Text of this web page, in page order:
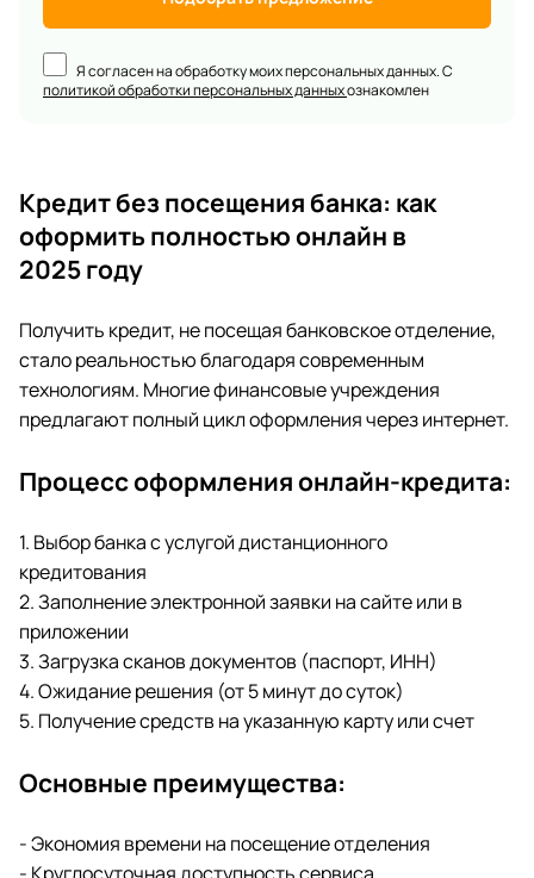
Я согласен на обработку моих персональных данных. С
политикой обработки персональных данныхознакомлен
Кредит без посещения банка: как
оформить полностью онлайн в
2025 году
Получить кредит, не посещая банковское отделение,
стало реальностью благодаря современным
технологиям. Многие финансовые учреждения
предлагают полный цикл оформления через интернет.
Процесс оформления онлайн-кредита:
1. Выбор банка с услугой дистанционного
кредитования
2. Заполнение электронной заявки на сайте или в
приложении
3. Загрузка сканов документов (паспорт, ИНН)
4. Ожидание решения (от 5 минут до суток)
5. Получение средств на указанную карту или счет
Основные преимущества:
- Экономия времени на посещение отделения